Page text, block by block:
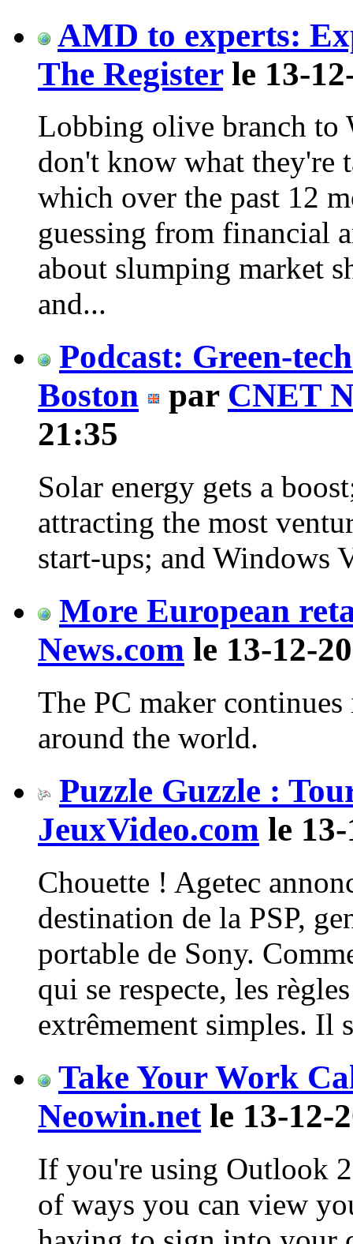
AMD to experts:
The Registerle 13-
Lobbing olive branch to
don't know what they're
which over the past 12
guessing from financial
about slumping market
and...
Podcast: Green-
Boston
par CNET
21:35
Solar energy gets a
attracting the most
start-ups; and Windows
More European
News.com le 13-12-
The PC maker
around the world.
Puzzle Guzzle :
JeuxVideo.com le
Chouette ! Agetec
destination de la PSP,
portable de Sony.
qui se respecte, les
extrêmement simples. Il
Take Your Work
Neowin.netle 13-12-
If you're using Outlook
of ways you can view